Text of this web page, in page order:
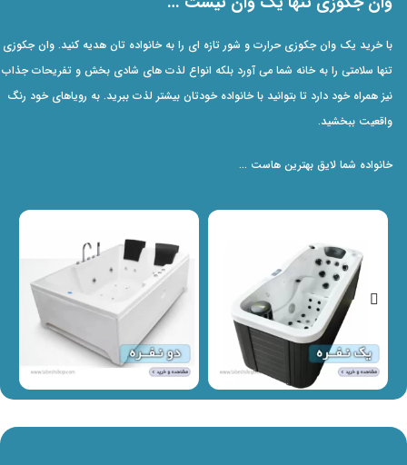
با خرید یک وان جکوزی حرارت و شور تازه ای را به خانواده تان هدیه کنید. وان جکوزی
تنها سلامتی را به خانه شما می آورد بلکه انواع لذت های شادی بخش و تفریحات جذاب
نیز همراه خود دارد تا بتوانید با خانواده خودتان بیشتر لذت ببرید. به رویاهای خود رنگ
واقعیت ببخشید.
خانواده شما لایق بهترین هاست …